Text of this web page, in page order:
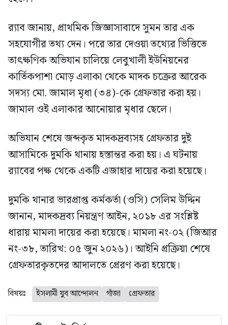
র‍্যাব জানায়, প্রাথমিক জিজ্ঞাসাবাদে সুমন তার এক
সহযোগীর তথ্য দেন। পরে তার দেওয়া তথ্যের ভিত্তিতে
তাৎক্ষণিক অভিযান চালিয়ে লেবুখালী ইউনিয়নের
কার্তিকপাশা মোড় এলাকা থেকে মাদক চক্রের আরেক
সদস্য মো. জামাল মৃধা (৩৪)-কে গ্রেফতার করা হয়।
জামাল ওই এলাকার আনোয়ার মৃধার ছেলে।
অভিযান শেষে জব্দকৃত মাদকদ্রব্যসহ গ্রেফতার দুই
আসামিকে দুমকি থানায় হস্তান্তর করা হয়। এ ঘটনায়
র‍্যাবের পক্ষ থেকে একটি এজাহার দায়ের করা হয়েছে।
দুমকি থানার ভারপ্রাপ্ত কর্মকর্তা (ওসি) সেলিম উদ্দিন
জানান, মাদকদ্রব্য নিয়ন্ত্রণ আইন, ২০১৮ এর সংশ্লিষ্ট
ধারায় মামলা দায়ের করা হয়েছে। মামলা নং-০২ (জিআর
নং-৩৮, তারিখ: ০৫ জুন ২০২৬)। আইনি প্রক্রিয়া শেষে
গ্রেফতারকৃতদের আদালতে প্রেরণ করা হয়েছে।
বিষয়ঃ ইসলামী যুব আন্দোলন গাঁজা গ্রেফতার